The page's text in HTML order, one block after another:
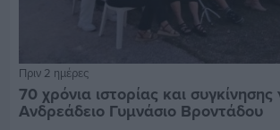
Πριν 2 ημέρες
70 χρόνια ιστορίας και συγκίνησης
Ανδρεάδειο Γυμνάσιο Βροντάδου